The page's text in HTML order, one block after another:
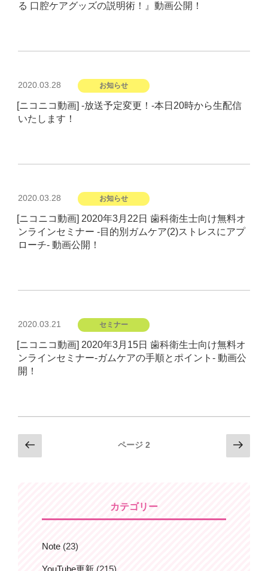
る 口腔ケアグッズの説明術！』動画公開！
投
日:
2020.03.28 お知らせ
[ニコニコ動画] -放送予定変更！-本日20時から生配信
いたします！
投
日:
2020.03.28 お知らせ
[ニコニコ動画] 2020年3月22日 歯科衛生士向け無料オ
ンラインセミナー -目的別ガムケア(2)ストレスにアプ
ローチ- 動画公開！
投
日:
2020.03.21 セミナー
[ニコニコ動画] 2020年3月15日 歯科衛生士向け無料オ
ンラインセミナー-ガムケアの手順とポイント- 動画公
開！
投
稿 の
ページ 2
次
の
カテゴリー
Note (23)
YouTube更新 (215)